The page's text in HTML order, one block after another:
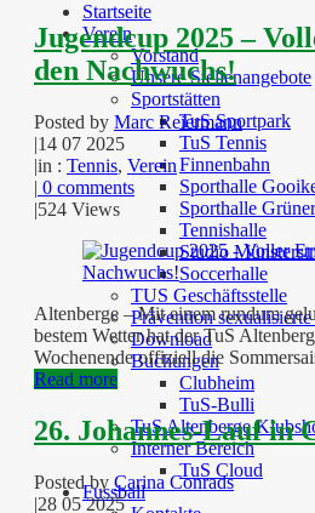
Startseite
Verein
Vorstand
Unsere Stellenangebote
Sportstätten
TuS Sportpark
TuS Tennis
Finnenbahn
Sporthalle
Sporthalle
Tennishalle
Studio
Soccerhalle
TUS Geschäftsstelle
Prävention
Download
Buchungen
Clubheim
TuS-Bulli
TuS Altenberge
Interner Bereich
TuS Cloud
Fussball
Jugendcup 2025 –
den Nachwuchs!
Posted by Marc Reiermann
|14 07 2025
|in : Tennis, Verein
| 0 comments
|524 Views
Altenberge – Mit einem rundum
bestem Wetter hat der TuS
Wochenende offiziell die
Read more
26. Johannes-Lauf in
Posted by Carina Conrads
|28 05 2025